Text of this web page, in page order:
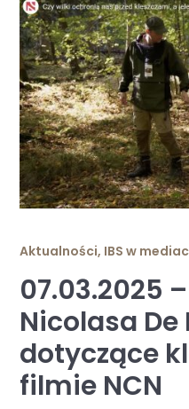
Aktualności, IBS w
07.03.2025
Nicolasa
dotyczące
filmie NCN